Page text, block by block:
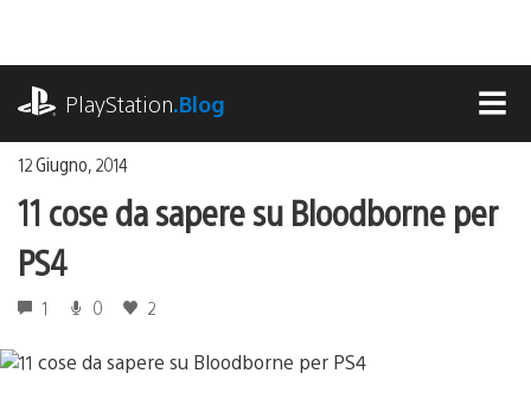
contenuto
PlayStation.Blog
12 Giugno, 2014
11 cose da sapere su Bloodborne per
PS4
1 0 2